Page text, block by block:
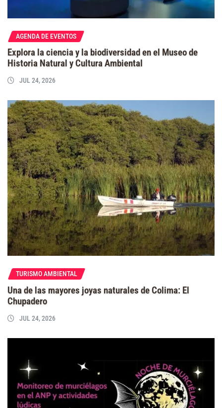
AGENDA DE EVENTOS
Explora la ciencia y la biodiversidad en el Museo de
Historia Natural y Cultura Ambiental
JUL 24, 2026
TURISMO AMBIENTAL
Una de las mayores joyas naturales de Colima: El
Chupadero
JUL 24, 2026